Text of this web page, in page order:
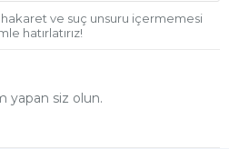
ve suç unsuru içermemesi
hatırlatırız!
yapan siz olun.